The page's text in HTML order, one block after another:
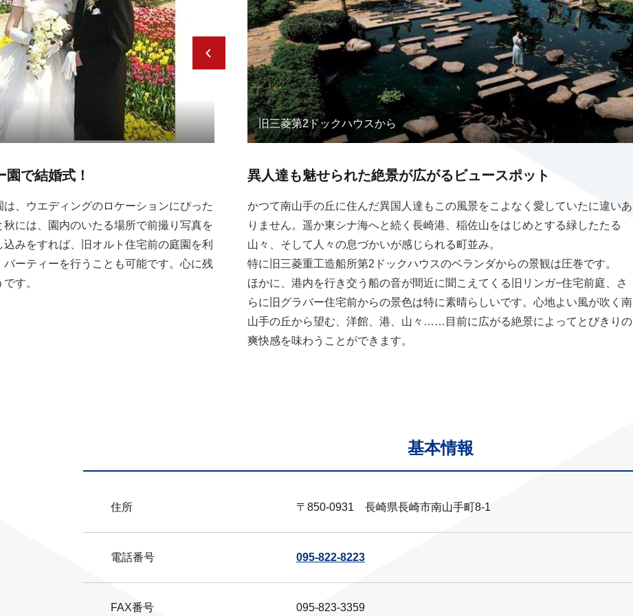
で結婚式！
、ウエディングのロケーションにぴった
には、園内のいたる場所で前撮り写真を
みをすれば、旧オルト住宅前の庭園を利
ーティーを行うことも可能です。心に残
す。
旧三菱第2ドックハウスから
異人達も魅せられた絶景が広がるビュースポット
かつて南山手の丘に住んだ異国人達もこの風景をこよなく愛していたに違いあ
りません。遥か東シナ海へと続く長崎港、稲佐山をはじめとする緑したたる
山々、そして人々の息づかいが感じられる町並み。
特に旧三菱重工造船所第2ドックハウスのベランダからの景観は圧巻です。
ほかに、港内を行き交う船の音が間近に聞こえてくる旧リンガ−住宅前庭、さ
らに旧グラバー住宅前からの景色は特に素晴らしいです。心地よい風が吹く南
山手の丘から望む、洋館、港、山々……目前に広がる絶景によってとびきりの
爽快感を味わうことができます。
基本情報
住所 〒850-0931 長崎県長崎市南山手町8-1
電話番号 095-822-8223
FAX番号 095-823-3359